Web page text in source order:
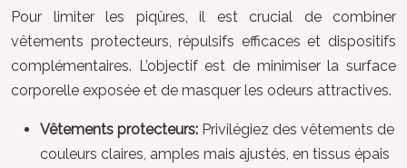
Pour limiter les piqûres, il est crucial de combiner
vêtements protecteurs, répulsifs efficaces et dispositifs
complémentaires. L’objectif est de minimiser la surface
corporelle exposée et de masquer les odeurs attractives.
Vêtements protecteurs: Privilégiez des vêtements de
couleurs claires, amples mais ajustés, en tissus épais